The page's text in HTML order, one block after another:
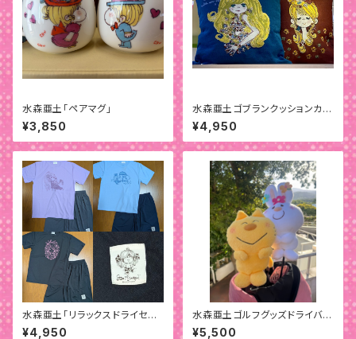
水森亜土「ペアマグ」
¥3,850
水森亜土ゴブランクッションカバ
ー
¥4,950
水森亜土「リラックスドライセット
アップ」
¥4,950
水森亜土ゴルフグッズドライバー
用ヘッドカバー
¥5,500